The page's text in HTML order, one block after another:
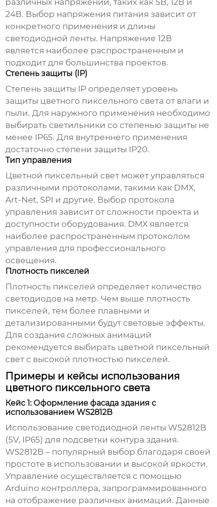
различных напряжений, таких как 5В, 12В и
24В. Выбор напряжения питания зависит от
конкретного применения и длины
светодиодной ленты. Напряжение 12В
является наиболее распространенным и
подходит для большинства проектов.
Степень защиты (IP)
Степень защиты IP определяет уровень
защиты цветного пиксельного света от влаги и
пыли. Для наружного применения необходимо
выбирать светильники со степенью защиты не
менее IP65. Для внутреннего применения
достаточно степени защиты IP20.
Тип управления
Цветной пиксельный свет может управляться
различными протоколами, такими как DMX,
Art-Net, SPI и другие. Выбор протокола
управления зависит от сложности проекта и
доступности оборудования. DMX является
наиболее распространенным протоколом
управления для профессионального
освещения.
Плотность пикселей
Плотность пикселей определяет количество
светодиодов на метр. Чем выше плотность
пикселей, тем более плавными и
детализированными будут световые эффекты.
Для создания сложных анимаций
рекомендуется выбирать цветной пиксельный
свет с высокой плотностью пикселей.
Примеры и кейсы использования
цветного пиксельного света
Кейс 1: Оформление фасада здания с
использованием WS2812B
Использование светодиодной ленты WS2812B
(5V, IP65) для подсветки контура здания.
WS2812B – популярный выбор благодаря своей
простоте в использовании и высокой яркости.
Управление осуществляется с помощью
Arduino контроллера, запрограммированного
на отображение различных анимаций. Данные